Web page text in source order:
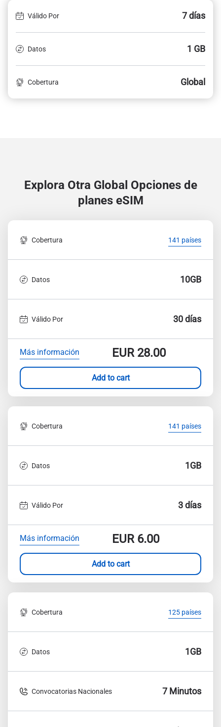
Válido Por 7 días
Datos 1 GB
Cobertura Global
Explora Otra Global Opciones de
planes eSIM
Cobertura 141 países
Datos 10GB
Válido Por 30 días
Más información EUR28.00
Add to cart
Cobertura 141 países
Datos 1GB
Válido Por 3 días
Más información EUR6.00
Add to cart
Cobertura 125 países
Datos 1GB
Convocatorias Nacionales 7 Minutos